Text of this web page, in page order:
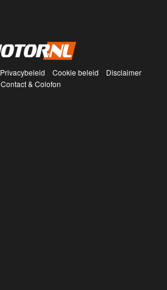
Privacybeleid Cookie beleid
Disclaimer
Contact & Colofon